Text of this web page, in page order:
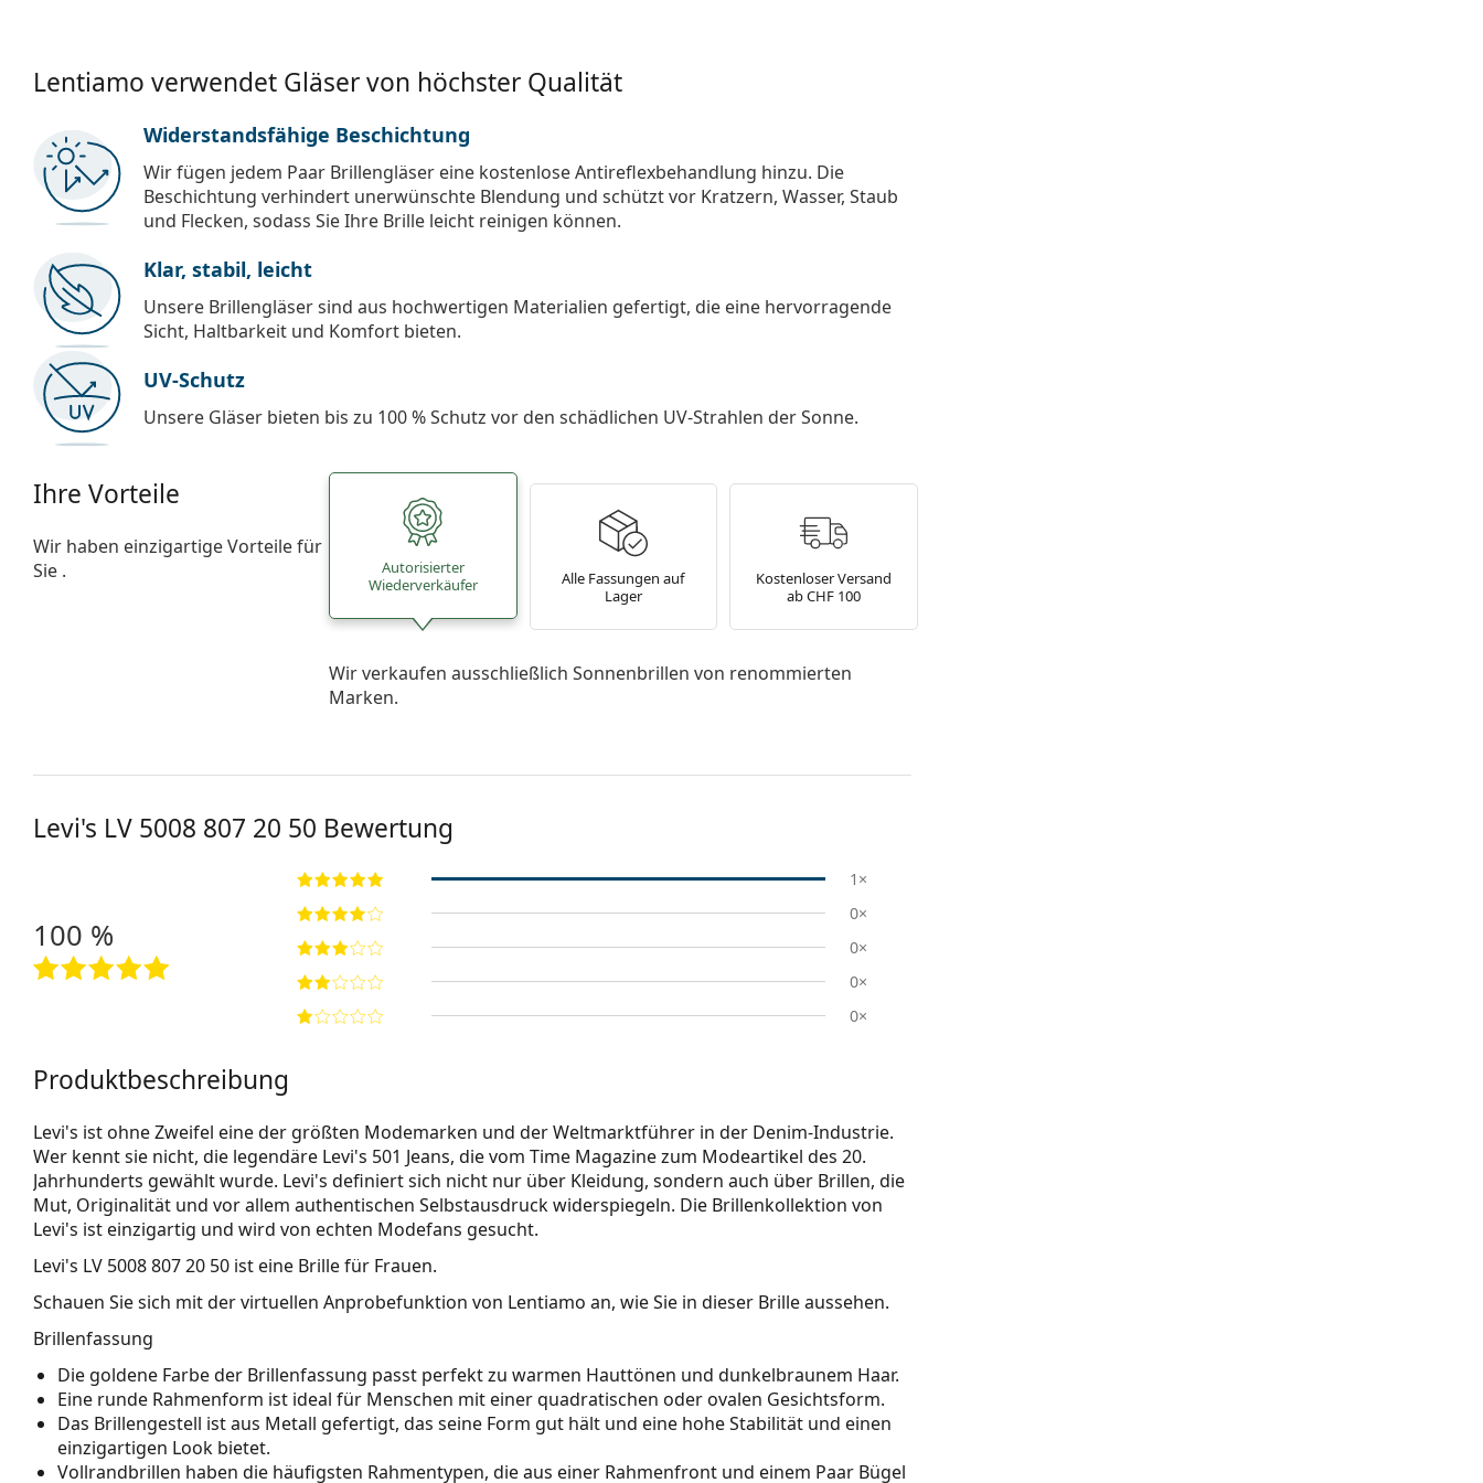
Lentiamo verwendet Gläser von höchster Qualität
Widerstandsfähige Beschichtung
Wir fügen jedem Paar Brillengläser eine kostenlose Antireflexbehandlung hinzu. Die
Beschichtung verhindert unerwünschte Blendung und schützt vor Kratzern, Wasser, Staub
und Flecken, sodass Sie Ihre Brille leicht reinigen können.
Klar, stabil, leicht
Unsere Brillengläser sind aus hochwertigen Materialien gefertigt, die eine hervorragende
Sicht, Haltbarkeit und Komfort bieten.
UV-Schutz
Unsere Gläser bieten bis zu 100 % Schutz vor den schädlichen UV-Strahlen der Sonne.
Ihre Vorteile
Wir haben einzigartige Vorteile für
Sie .
Autorisierter
Wiederverkäufer
Alle Fassungen auf
Lager
Kostenloser Versand
ab CHF 100
Wir verkaufen ausschließlich Sonnenbrillen von renommierten
Marken.
Levi's LV 5008 807 20 50 Bewertung
100 %
1×
0×
0×
0×
0×
Produktbeschreibung
Levi's ist ohne Zweifel eine der größten Modemarken und der Weltmarktführer in der Denim-Industrie.
Wer kennt sie nicht, die legendäre Levi's 501 Jeans, die vom Time Magazine zum Modeartikel des 20.
Jahrhunderts gewählt wurde. Levi's definiert sich nicht nur über Kleidung, sondern auch über Brillen, die
Mut, Originalität und vor allem authentischen Selbstausdruck widerspiegeln. Die Brillenkollektion von
Levi's ist einzigartig und wird von echten Modefans gesucht.
Levi's LV 5008 807 20 50 ist eine Brille für Frauen.
Schauen Sie sich mit der virtuellen Anprobefunktion von Lentiamo an, wie Sie in dieser Brille aussehen.
Brillenfassung
Die goldene Farbe der Brillenfassung passt perfekt zu warmen Hauttönen und dunkelbraunem Haar.
Eine runde Rahmenform ist ideal für Menschen mit einer quadratischen oder ovalen Gesichtsform.
Das Brillengestell ist aus Metall gefertigt, das seine Form gut hält und eine hohe Stabilität und einen
einzigartigen Look bietet.
Vollrandbrillen haben die häufigsten Rahmentypen, die aus einer Rahmenfront und einem Paar Bügel